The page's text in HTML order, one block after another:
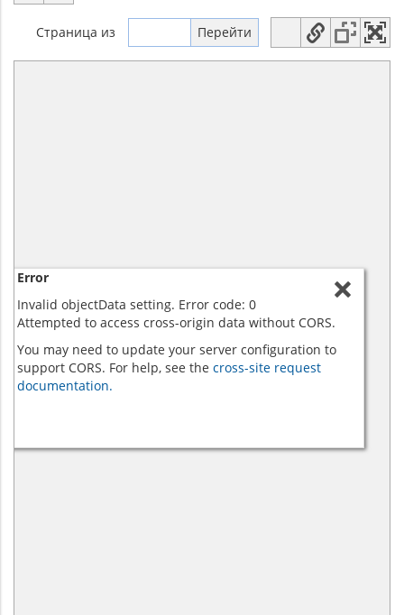
Страница из
Error
Invalid objectData setting. Error code: 0
Attempted to access cross-origin data without CORS.
You may need to update your server configuration to
support CORS. For help, see the cross-site request
documentation.